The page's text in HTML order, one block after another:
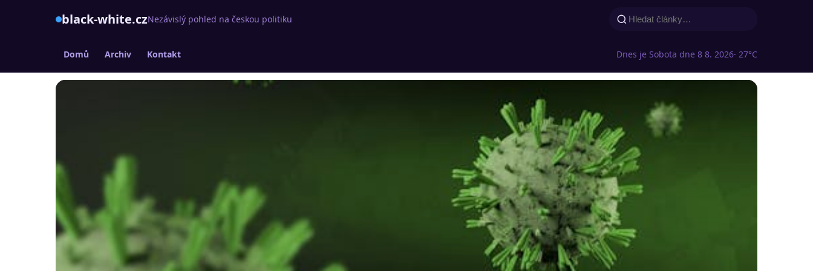
black-white.czNezávislý pohled na českou politiku
Domů Archiv Kontakt Dnes je Sobota dne 8 8. 2026· 27°C